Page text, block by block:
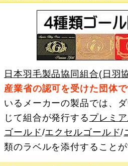
日本羽毛製品協同組合(日羽
産業省の認可を受けた団体で
いるメーカーの製品では、
じて組合が発行する プレミ
ゴールド/エクセルゴールド/
類のラベルを添付することが